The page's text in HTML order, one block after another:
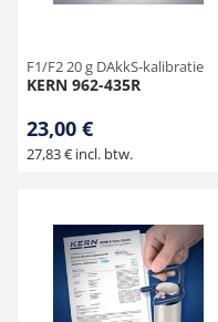
F1/F2 20 g DAkkS-kalibratie
KERN 962-435R
23,00 €
27,83 € incl. btw.